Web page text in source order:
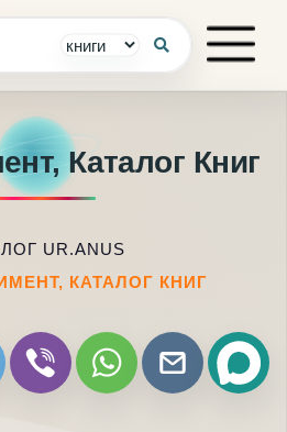
Каталог Книг
UR.ANUS
КАТАЛОГ КНИГ